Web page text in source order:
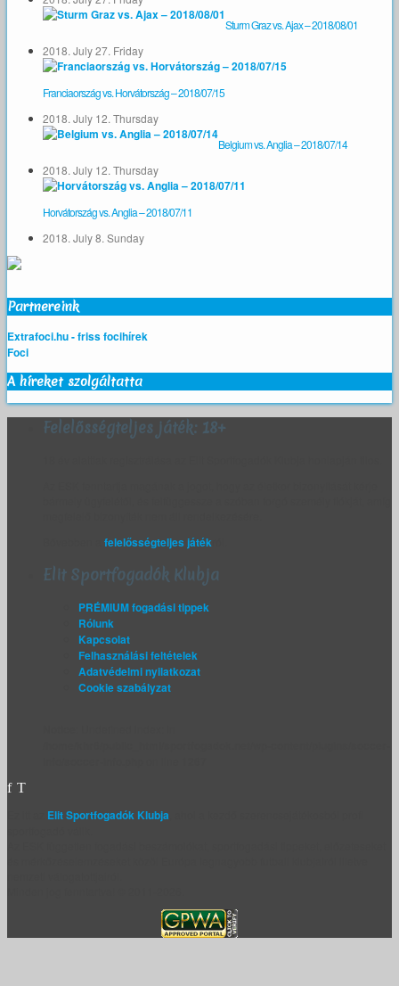
Sturm Graz vs. Ajax – 2018/08/01
2018. July 27. Friday
Franciaország vs. Horvátország – 2018/07/15
2018. July 12. Thursday
Belgium vs. Anglia – 2018/07/14
2018. July 12. Thursday
Horvátország vs. Anglia – 2018/07/11
2018. July 8. Sunday
Partnereink
Extrafoci.hu - friss focihírek
Foci
A híreket szolgáltatta
Felelősségteljes játék: 18+
felelősségteljes játék
Elit Sportfogadók Klubja
PRÉMIUM fogadási tippek
Rólunk
Kapcsolat
Felhasználási feltételek
Adatvédelmi nyilatkozat
Cookie szabályzat
Elit Sportfogadók Klubja